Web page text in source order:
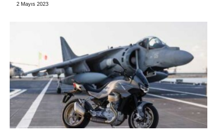
2 Mayıs 2023